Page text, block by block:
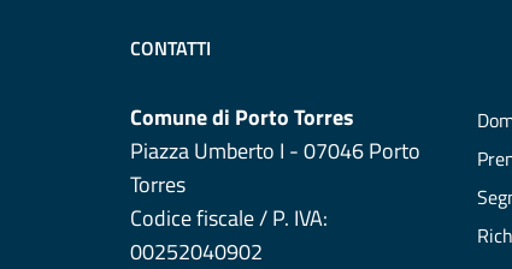
CONTATTI
Comune di Porto Torres
Piazza Umberto I - 07046 Porto
Torres
Codice fiscale / P. IVA:
00252040902